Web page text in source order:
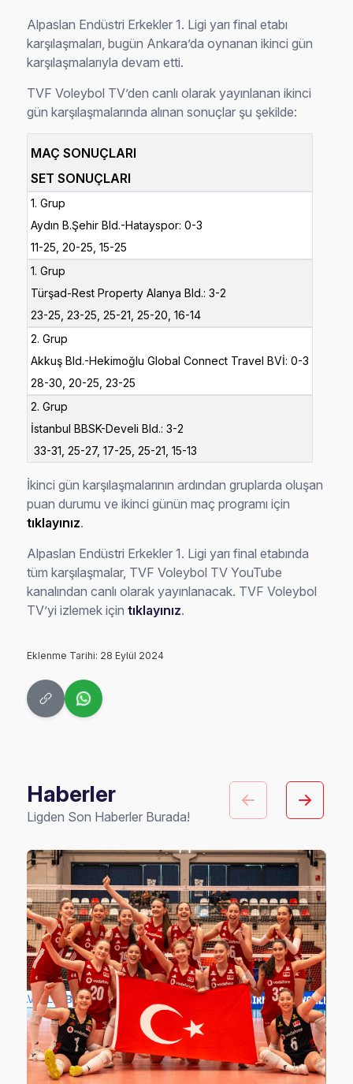
Alpaslan Endüstri Erkekler 1. Ligi yarı final etabı
karşılaşmaları, bugün Ankara’da oynanan ikinci gün
karşılaşmalarıyla devam etti.
TVF Voleybol TV’den canlı olarak yayınlanan ikinci
gün karşılaşmalarında alınan sonuçlar şu şekilde:
MAÇ SONUÇLARI
SET SONUÇLARI
1. Grup
Aydın B.Şehir Bld.-Hatayspor: 0-3
11-25, 20-25, 15-25
1. Grup
Türşad-Rest Property Alanya Bld.: 3-2
23-25, 23-25,25-21,25-20,16-14
2. Grup
Akkuş Bld.-Hekimoğlu Global Connect Travel BVİ: 0-3
28-30, 20-25, 23-25
2. Grup
İstanbul BBSK-Develi Bld.: 3-2
33-31, 25-27, 17-25, 25-21, 15-13
İkinci gün karşılaşmalarının ardından gruplarda oluşan
puan durumu ve ikinci günün maç programı için
tıklayınız.
Alpaslan Endüstri Erkekler 1. Ligi yarı final etabında
tüm karşılaşmalar, TVF Voleybol TV YouTube
kanalından canlı olarak yayınlanacak. TVF Voleybol
TV’yi izlemek içintıklayınız.
Eklenme Tarihi: 28 Eylül 2024
Haberler
Ligden Son Haberler Burada!